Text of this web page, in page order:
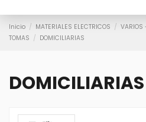
Inicio MATERIALES ELECTRICOS VARIOS
TOMAS
DOMICILIARIAS
DOMICILIARIAS